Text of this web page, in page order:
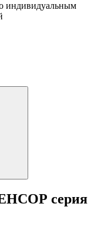
индивидуальным
серия